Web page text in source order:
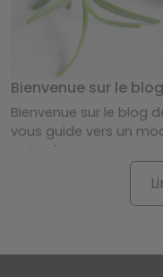
Bienvenue sur le blog
vous guide vers un mode de vie plus équilibré, sain et
naturel....